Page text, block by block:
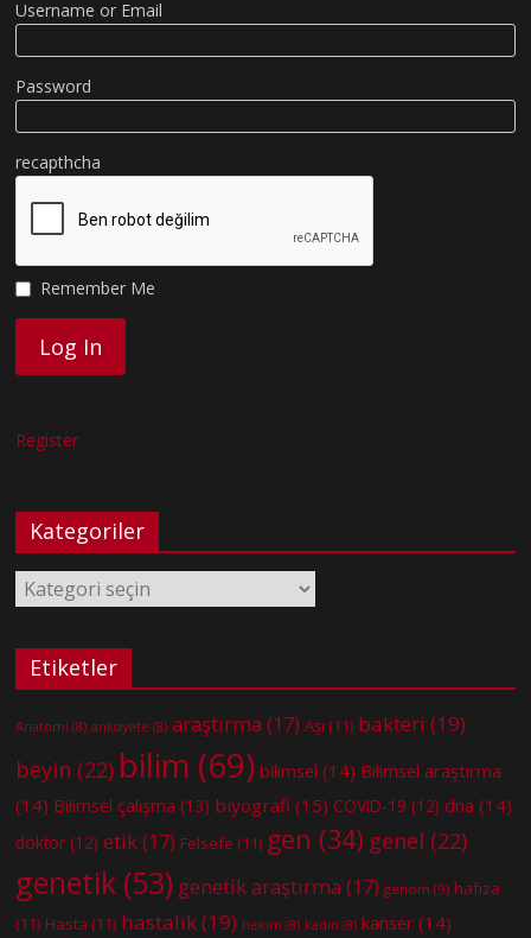
Username or Email
Password
recapthcha
Remember Me
Register
Kategoriler
Kategoriler
Etiketler
Anatomi (8) anksiyete (8) araştırma (17) Aşı (11) bakteri (19)
beyin (22) bilim (69) bilimsel (14) Bilimsel araştırma
(14) Bilimsel çalışma (13) biyografi (15) COVID-19 (12) dna (14)
doktor (12) etik(17) Felsefe (11) gen (34) genel (22)
genetik (53) genetik araştırma (17) genom (9) hafıza
(11) Hasta (11) hastalık(19) hekim (8) kadın (8) kanser (14)